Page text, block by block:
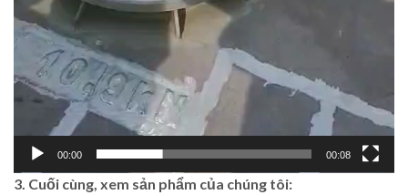
00:00 00:08
3. Cuối cùng, xem sản phẩm của chúng tôi: